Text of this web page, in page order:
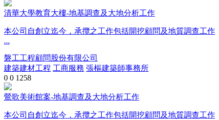
清華大學教育大樓-地基調查及大地分析工作
本公司自創立迄今，承攬之工作包括開挖顧問及地質調查工作
...
磐工工程顧問股份有限公司
建築建材工程 工商服務 張樞建築師事務所
0 0 1258
鶯歌美術館案-地基調查及大地分析工作
本公司自創立迄今，承攬之工作包括開挖顧問及地質調查工作